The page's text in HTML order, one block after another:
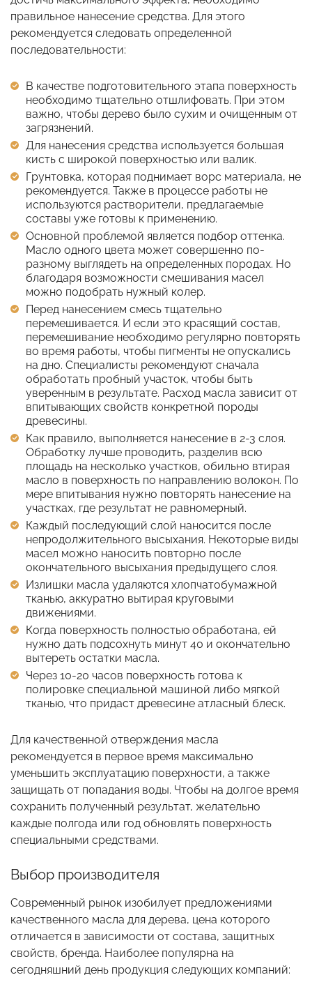
правильное нанесение средства. Для этого
рекомендуется следовать определенной
последовательности:
В качестве подготовительного этапа поверхность
необходимо тщательно отшлифовать. При этом
важно, чтобы дерево было сухим и очищенным от
загрязнений.
Для нанесения средства используется большая
кисть с широкой поверхностью или валик.
Грунтовка, которая поднимает ворс материала, не
рекомендуется. Также в процессе работы не
используются растворители, предлагаемые
составы уже готовы к применению.
Основной проблемой является подбор оттенка.
Масло одного цвета может совершенно по-
разному выглядеть на определенных породах. Но
благодаря возможности смешивания масел
можно подобрать нужный колер.
Перед нанесением смесь тщательно
перемешивается. И если это красящий состав,
перемешивание необходимо регулярно повторять
во время работы, чтобы пигменты не опускались
на дно. Специалисты рекомендуют сначала
обработать пробный участок, чтобы быть
уверенным в результате. Расход масла зависит от
впитывающих свойств конкретной породы
древесины.
Как правило, выполняется нанесение в 2-3 слоя.
Обработку лучше проводить, разделив всю
площадь на несколько участков, обильно втирая
масло в поверхность по направлению волокон. По
мере впитывания нужно повторять нанесение на
участках, где результат не равномерный.
Каждый последующий слой наносится после
непродолжительного высыхания. Некоторые виды
масел можно наносить повторно после
окончательного высыхания предыдущего слоя.
Излишки масла удаляются хлопчатобумажной
тканью, аккуратно вытирая круговыми
движениями.
Когда поверхность полностью обработана, ей
нужно дать подсохнуть минут 40 и окончательно
вытереть остатки масла.
Через 10-20 часов поверхность готова к
полировке специальной машиной либо мягкой
тканью, что придаст древесине атласный блеск.
Для качественной отверждения масла
рекомендуется в первое время максимально
уменьшить эксплуатацию поверхности, а также
защищать от попадания воды. Чтобы на долгое время
сохранить полученный результат, желательно
каждые полгода или год обновлять поверхность
специальными средствами.
Выбор производителя
Современный рынок изобилует предложениями
качественного масла для дерева, цена которого
отличается в зависимости от состава, защитных
свойств, бренда. Наиболее популярна на
сегодняшний день продукция следующих компаний: